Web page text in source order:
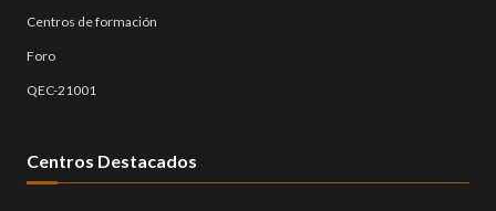
Centros de formación
Foro
QEC-21001
Centros Destacados